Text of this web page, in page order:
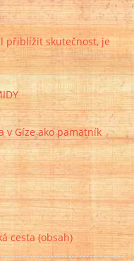
přiblížit skutečnost, je
v Gíze ako pamätník
cesta (obsah)